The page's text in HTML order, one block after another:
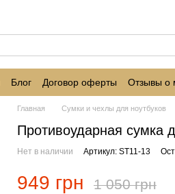
Блог Договор оферты Отзывы о
Главная Cумки и чехлы для ноутбуков
Противоударная сумка
Нет в наличии Артикул: ST11-13
949 грн 1 050 грн